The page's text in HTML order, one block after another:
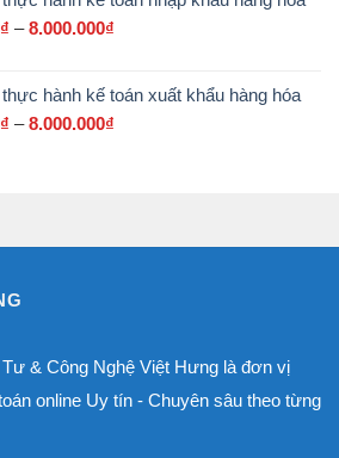
700.000₫
₫ – 8.000.000₫
1.800.000₫
hành kế toán xuất khẩu hàng hóa
₫ – 8.000.000₫
& Công Nghệ Việt Hưng là đơn vị
online Uy tín - Chuyên sâu theo từng